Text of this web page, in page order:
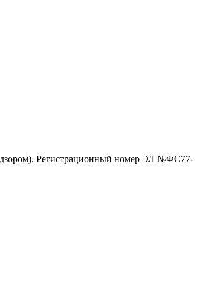
Регистрационный номер ЭЛ №ФС77-